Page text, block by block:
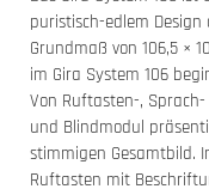
puristisch-edlem
Grundmaß von 106,5 ×
im Gira System 106
Von Ruftasten-,
und Blindmodul
stimmigen Gesamtbild.
Ruftasten mit